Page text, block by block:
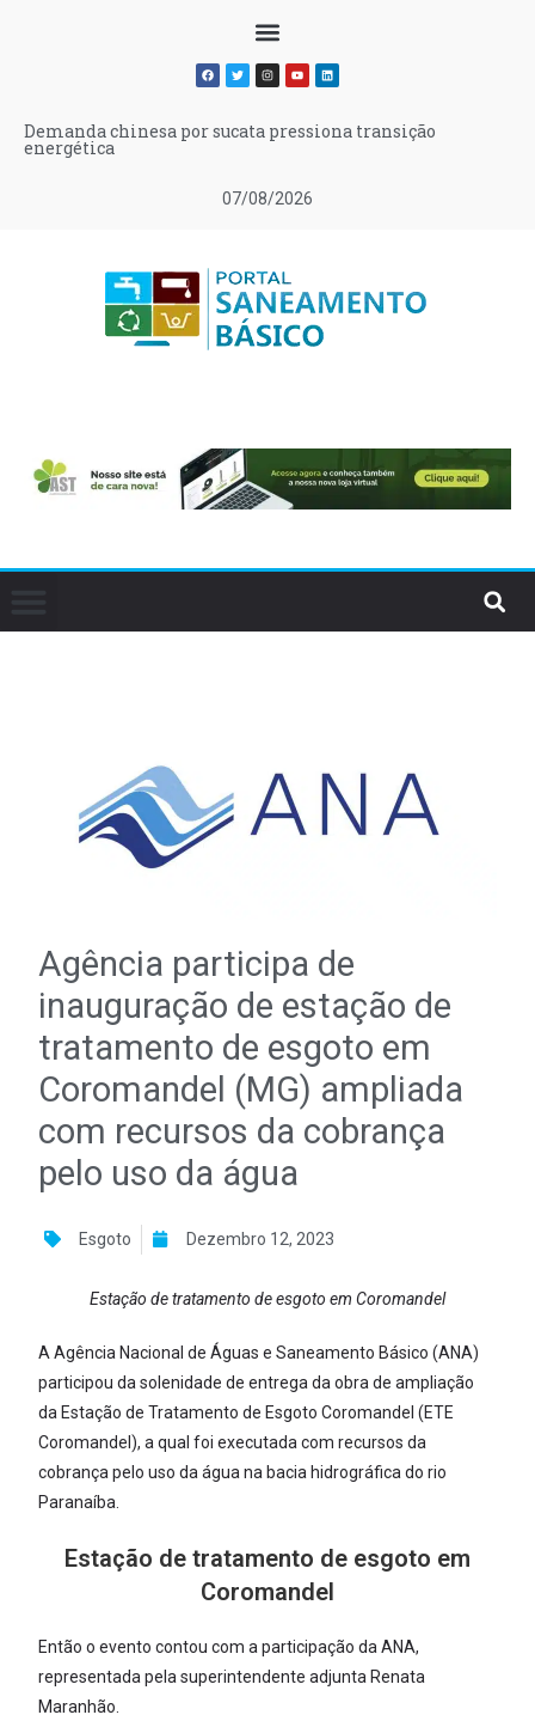
07/08/2026
Demanda chinesa por sucata pressiona transição
energética
Agência participa de
inauguração de estação de
tratamento de esgoto em
Coromandel (MG) ampliada
com recursos da cobrança
pelo uso da água
Esgoto Dezembro 12, 2023
Estação de tratamento de esgoto em Coromandel
A Agência Nacional de Águas e Saneamento Básico (ANA)
participou da solenidade de entrega da obra de ampliação
da Estação de Tratamento de Esgoto Coromandel (ETE
Coromandel), a qual foi executada com recursos da
cobrança pelo uso da água na bacia hidrográfica do rio
Paranaíba.
Estação de tratamento de esgoto em
Coromandel
Então o evento contou com a participação da ANA,
representada pela superintendente adjunta Renata
Maranhão.